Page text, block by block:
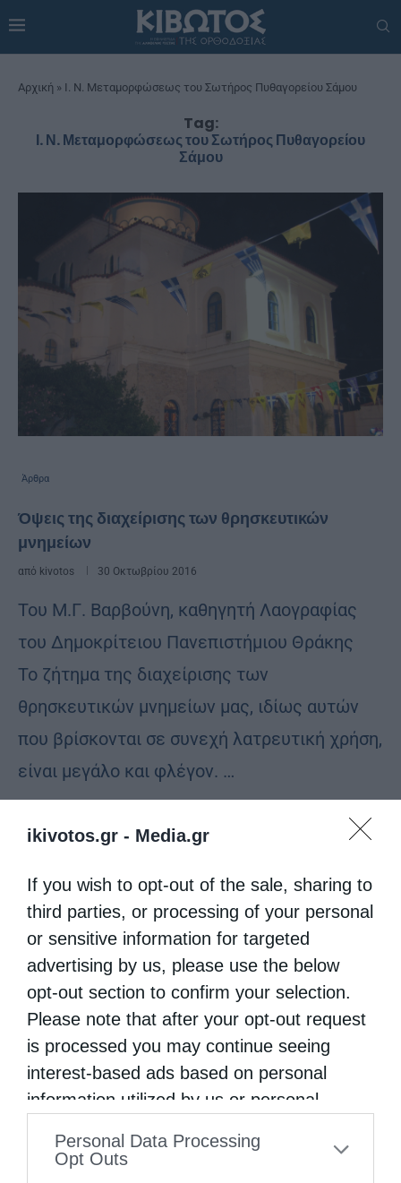
ikivotos.gr - Media.gr
If you wish to opt-out of the sale, sharing to
third parties, or processing of your personal
or sensitive information for targeted
advertising by us, please use the below
opt-out section to confirm your selection.
Please note that after your opt-out request
is processed you may continue seeing
interest-based ads based on personal
information utilized by us or personal
to your opt-out. You may separately opt-out
Personal Data Processing
Opt Outs
Αρχική » Ι. Ν. Μεταμορφώσεως του Σωτήρος Πυθαγορείου Σάμου
Tag:
Ι. Ν. Μεταμορφώσεως του Σωτήρος Πυθαγορείου
Σάμου
Άρθρα
Όψεις της διαχείρισης των θρησκευτικών
μνημείων
από kivotos 30 Οκτωβρίου 2016
Του Μ.Γ. Βαρβούνη, καθηγητή Λαογραφίας
του Δημοκρίτειου Πανεπιστήμιου Θράκης
Το ζήτημα της διαχείρισης των
θρησκευτικών μνημείων μας, ιδίως αυτών
που βρίσκονται σε συνεχή λατρευτική χρήση,
είναι μεγάλο και φλέγον. …